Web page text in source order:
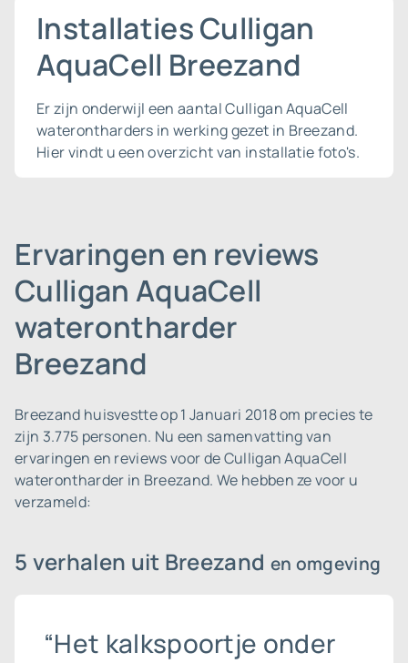
Installaties Culligan
AquaCell Breezand
Er zijn onderwijl een aantal Culligan AquaCell
waterontharders in werking gezet in Breezand.
Hier vindt u een overzicht van installatie foto's.
Ervaringen en reviews
Culligan AquaCell
waterontharder
Breezand
Breezand huisvestte op 1 Januari 2018 om precies te
zijn 3.775 personen. Nu een samenvatting van
ervaringen en reviews voor de Culligan AquaCell
waterontharder in Breezand. We hebben ze voor u
verzameld:
5 verhalen uit Breezand en omgeving
“Het kalkspoortje onder